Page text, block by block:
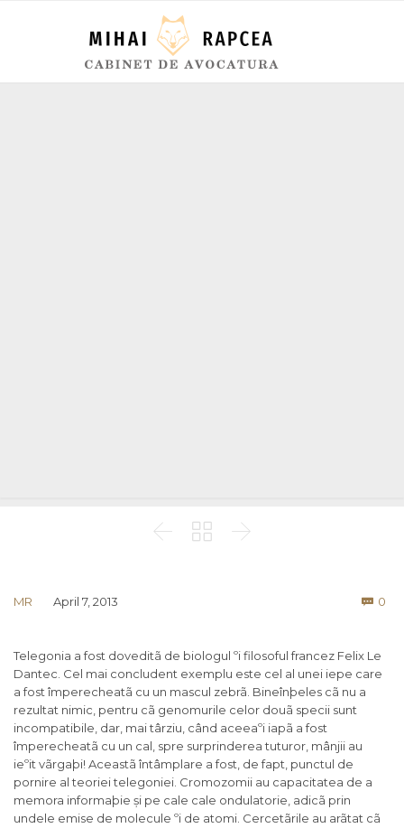
  
MR April 7, 2013  0
Telegonia a fost doveditã de biologul ºi filosoful francez Felix Le
Dantec. Cel mai concludent exemplu este cel al unei iepe care
a fost împerecheatã cu un mascul zebrã. Bineînþeles cã nu a
rezultat nimic, pentru cã genomurile celor douã specii sunt
incompatibile, dar, mai târziu, când aceeaºi iapã a fost
împerecheatã cu un cal, spre surprinderea tuturor, mânjii au
ieºit vãrgaþi! Aceastã întâmplare a fost, de fapt, punctul de
pornire al teoriei telegoniei. Cromozomii au capacitatea de a
memora informaþie și pe cale cale ondulatorie, adicã prin
undele emise de molecule ºi de atomi. Cercetãrile au arãtat cã